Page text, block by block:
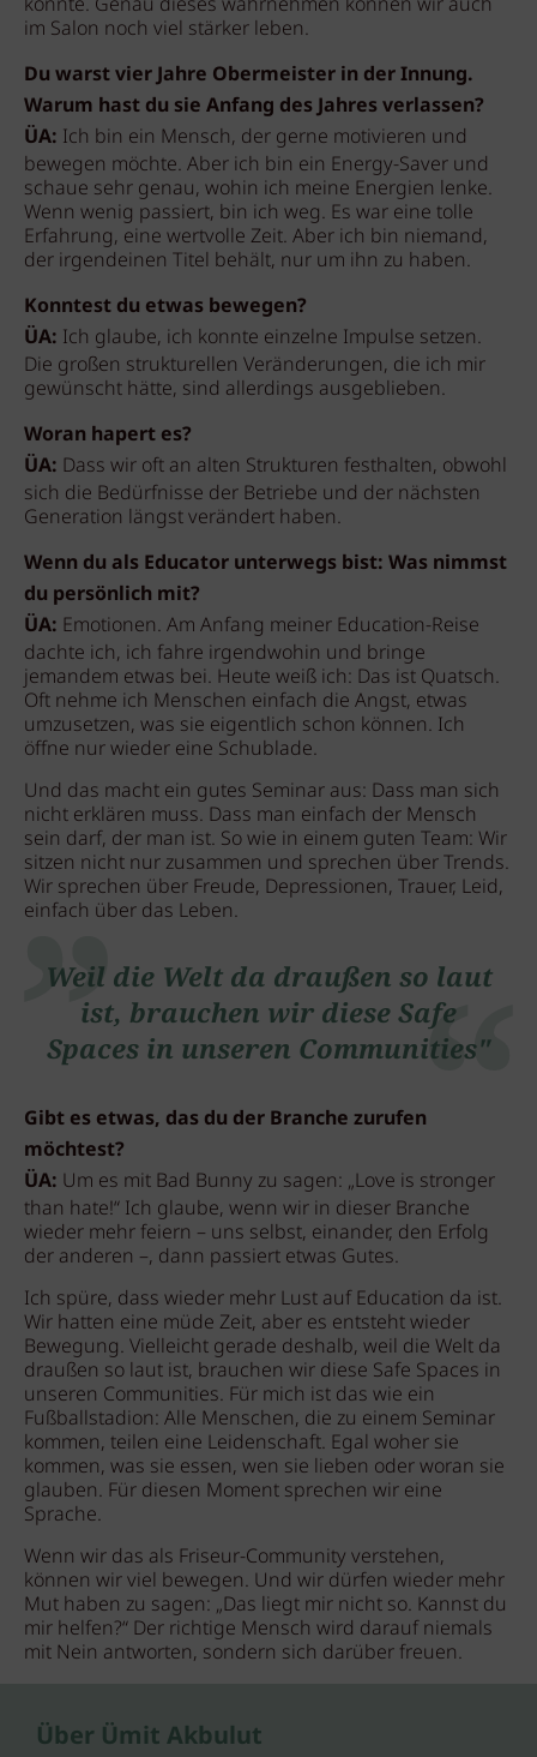
im Salon noch viel stärker leben.
Du warst vier Jahre Obermeister in der Innung.
Warum hast du sie Anfang des Jahres verlassen?
ÜA: Ich bin ein Mensch, der gerne motivieren und
bewegen möchte. Aber ich bin ein Energy-Saver und
schaue sehr genau, wohin ich meine Energien lenke.
Wenn wenig passiert, bin ich weg. Es war eine tolle
Erfahrung, eine wertvolle Zeit. Aber ich bin niemand,
der irgendeinen Titel behält, nur um ihn zu haben.
Konntest du etwas bewegen?
ÜA: Ich glaube, ich konnte einzelne Impulse setzen.
Die großen strukturellen Veränderungen, die ich mir
gewünscht hätte, sind allerdings ausgeblieben.
Woran hapert es?
ÜA: Dass wir oft an alten Strukturen festhalten, obwohl
sich die Bedürfnisse der Betriebe und der nächsten
Generation längst verändert haben.
Wenn du als Educator unterwegs bist: Was nimmst
du persönlich mit?
ÜA: Emotionen. Am Anfang meiner Education-Reise
dachte ich, ich fahre irgendwohin und bringe
jemandem etwas bei. Heute weiß ich: Das ist Quatsch.
Oft nehme ich Menschen einfach die Angst, etwas
umzusetzen, was sie eigentlich schon können. Ich
öffne nur wieder eine Schublade.
Und das macht ein gutes Seminar aus: Dass man sich
nicht erklären muss. Dass man einfach der Mensch
sein darf, der man ist. So wie in einem guten Team: Wir
sitzen nicht nur zusammen und sprechen über Trends.
Wir sprechen über Freude, Depressionen, Trauer, Leid,
einfach über das Leben.
Weil die Welt da draußen so laut
ist, brauchen wir diese Safe
Spaces in unseren Communities"
Gibt es etwas, das du der Branche zurufen
möchtest?
ÜA: Um es mit Bad Bunny zu sagen: „Love is stronger
than hate!“ Ich glaube, wenn wir in dieser Branche
wieder mehr feiern – uns selbst, einander, den Erfolg
der anderen –, dann passiert etwas Gutes.
Ich spüre, dass wieder mehr Lust auf Education da ist.
Wir hatten eine müde Zeit, aber es entsteht wieder
Bewegung. Vielleicht gerade deshalb, weil die Welt da
draußen so laut ist, brauchen wir diese Safe Spaces in
unseren Communities. Für mich ist das wie ein
Fußballstadion: Alle Menschen, die zu einem Seminar
kommen, teilen eine Leidenschaft. Egal woher sie
kommen, was sie essen, wen sie lieben oder woran sie
glauben. Für diesen Moment sprechen wir eine
Sprache.
Wenn wir das als Friseur-Community verstehen,
können wir viel bewegen. Und wir dürfen wieder mehr
Mut haben zu sagen: „Das liegt mir nicht so. Kannst du
mir helfen?“ Der richtige Mensch wird darauf niemals
mit Nein antworten, sondern sich darüber freuen.
Über Ümit Akbulut